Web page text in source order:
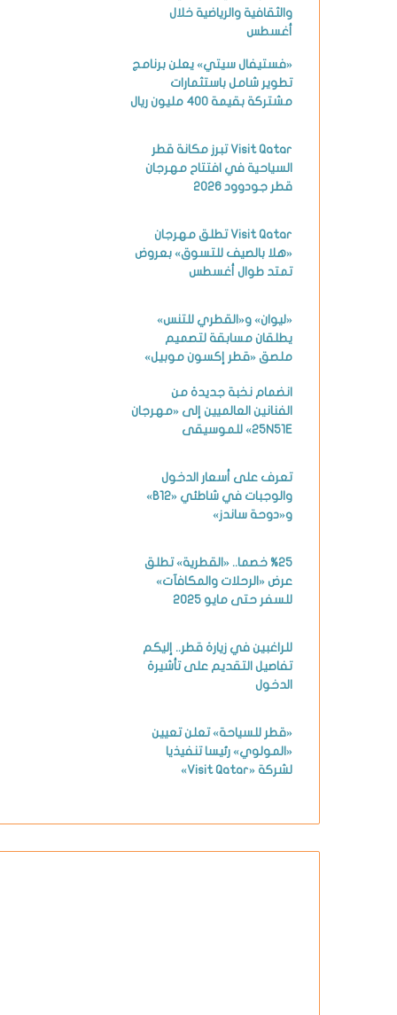
والثقافية والرياضية خلال
أغسطس
«فستيفال سيتي» يعلن برنامج
تطوير شامل باستثمارات
مشتركة بقيمة 400 مليون ريال
Visit Qatar تبرز مكانة قطر
السياحية في افتتاح مهرجان
قطر جودوود 2026
Visit Qatar تطلق مهرجان
«هلا بالصيف للتسوق» بعروض
تمتد طوال أغسطس
«ليوان» و«القطري للتنس»
يطلقان مسابقة لتصميم
ملصق «قطر إكسون موبيل»
انضمام نخبة جديدة من
الفنانين العالميين إلى «مهرجان
25N51E» للموسيقى
تعرف على أسعار الدخول
والوجبات في شاطئي «B12»
و«دوحة ساندز»
%25 خصما.. «القطرية» تطلق
عرض «الرحلات والمكافآت»
للسفر حتى مايو 2025
للراغبين في زيارة قطر.. إليكم
تفاصيل التقديم على تأشيرة
الدخول
«قطر للسياحة» تعلن تعيين
«المولوي» رئيسا تنفيذيا
لشركة «Visit Qatar»